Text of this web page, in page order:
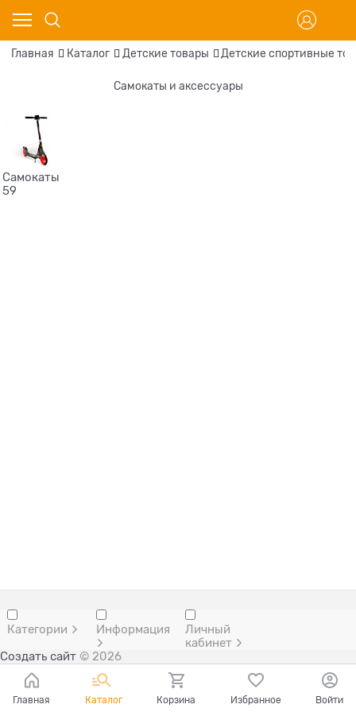
Главная Каталог Детские товары Детские спортивные
Самокаты и аксессуары
Самокаты
59
Категории Информация
Личный
кабинет
Создать сайт © 2026
Главная Каталог Корзина Избранное Войти